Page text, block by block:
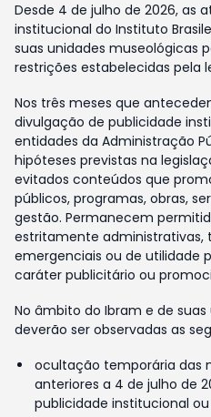
Desde 4 de julho de 2026, as
institucional do Instituto
suas unidades museológicas
restrições estabelecidas pela
Nos três meses que
divulgação de publicidade
entidades da Administração
hipóteses previstas na
evitados conteúdos que
públicos, programas, obras,
gestão. Permanecem
estritamente administrativas,
emergenciais ou de utilidade
caráter publicitário ou
No âmbito do Ibram e de
deverão ser observadas as
ocultação temporária das
anteriores a 4 de julho de
publicidade institucional